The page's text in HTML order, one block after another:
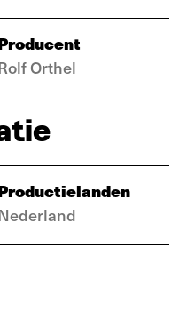
Orthel